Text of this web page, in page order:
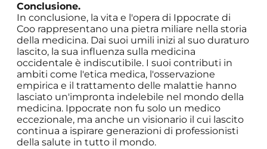
Conclusione.
In conclusione, la vita e l'opera di Ippocrate di
Coo rappresentano una pietra miliare nella storia
della medicina. Dai suoi umili inizi al suo duraturo
lascito, la sua influenza sulla medicina
occidentale è indiscutibile. I suoi contributi in
ambiti come l'etica medica, l'osservazione
empirica e il trattamento delle malattie hanno
lasciato un'impronta indelebile nel mondo della
medicina. Ippocrate non fu solo un medico
eccezionale, ma anche un visionario il cui lascito
continua a ispirare generazioni di professionisti
della salute in tutto il mondo.